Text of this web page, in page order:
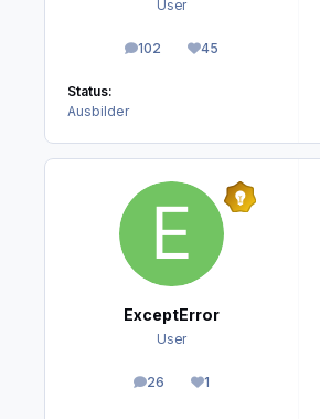
User
102
Beiträge 45
Reputation
Status:
Ausbilder
ExceptError
User
26
Beiträge1
Reputation